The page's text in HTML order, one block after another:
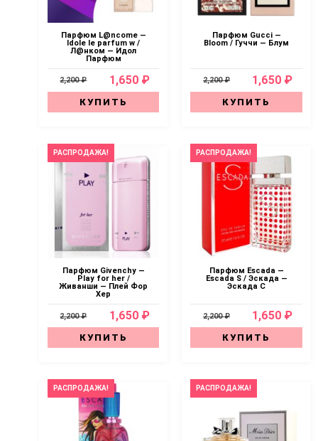
Парфюм L@ncome —
Idole le parfum w /
Л@нком — Идол
Парфюм
2,200 ₽ 1,650 ₽
КУПИТЬ
Парфюм Gucci —
Bloom / Гуччи — Блум
2,200 ₽ 1,650 ₽
КУПИТЬ
РАСПРОДАЖА!
Парфюм Givenchy —
Play for her /
Живанши — Плей Фор
Хер
2,200 ₽ 1,650 ₽
КУПИТЬ
РАСПРОДАЖА!
Парфюм Escada —
Escada S / Эскада —
Эскада С
2,200 ₽ 1,650 ₽
КУПИТЬ
РАСПРОДАЖА! РАСПРОДАЖА!